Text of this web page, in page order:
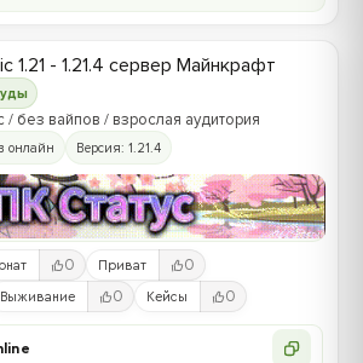
1.21 - 1.21.4 сервер Майнкрафт
/ без вайпов / взрослая аудитория
онлайн Версия: 1.21.4
0 Приват 0
Выживание 0 Кейсы 0